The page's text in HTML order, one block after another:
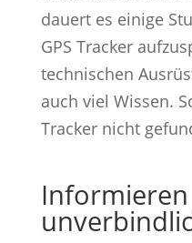
dauert es einige
GPS Tracker
technischen
auch viel Wissen.
Tracker nicht
Informieren